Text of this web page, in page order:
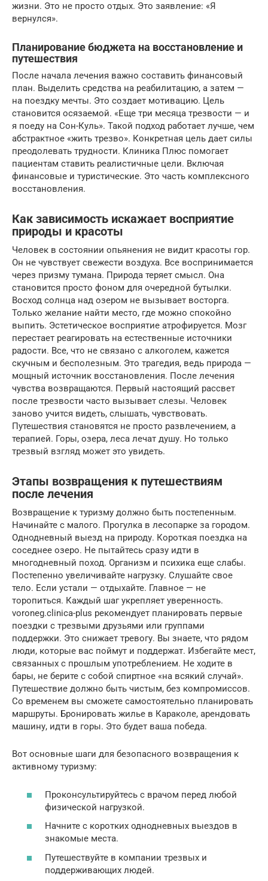
жизни. Это не просто отдых. Это заявление: «Я
вернулся».
Планирование бюджета на восстановление и
путешествия
После начала лечения важно составить финансовый
план. Выделить средства на реабилитацию, а затем —
на поездку мечты. Это создает мотивацию. Цель
становится осязаемой. «Еще три месяца трезвости — и
я поеду на Сон-Куль». Такой подход работает лучше, чем
абстрактное «жить трезво». Конкретная цель дает силы
преодолевать трудности. Клиника Плюс помогает
пациентам ставить реалистичные цели. Включая
финансовые и туристические. Это часть комплексного
восстановления.
Как зависимость искажает восприятие
природы и красоты
Человек в состоянии опьянения не видит красоты гор.
Он не чувствует свежести воздуха. Все воспринимается
через призму тумана. Природа теряет смысл. Она
становится просто фоном для очередной бутылки.
Восход солнца над озером не вызывает восторга.
Только желание найти место, где можно спокойно
выпить. Эстетическое восприятие атрофируется. Мозг
перестает реагировать на естественные источники
радости. Все, что не связано с алкоголем, кажется
скучным и бесполезным. Это трагедия, ведь природа —
мощный источник восстановления. После лечения
чувства возвращаются. Первый настоящий рассвет
после трезвости часто вызывает слезы. Человек
заново учится видеть, слышать, чувствовать.
Путешествия становятся не просто развлечением, а
терапией. Горы, озера, леса лечат душу. Но только
трезвый взгляд может это увидеть.
Этапы возвращения к путешествиям
после лечения
Возвращение к туризму должно быть постепенным.
Начинайте с малого. Прогулка в лесопарке за городом.
Однодневный выезд на природу. Короткая поездка на
соседнее озеро. Не пытайтесь сразу идти в
многодневный поход. Организм и психика еще слабы.
Постепенно увеличивайте нагрузку. Слушайте свое
тело. Если устали — отдыхайте. Главное — не
торопиться. Каждый шаг укрепляет уверенность.
voroneg.clinica-plus рекомендует планировать первые
поездки с трезвыми друзьями или группами
поддержки. Это снижает тревогу. Вы знаете, что рядом
люди, которые вас поймут и поддержат. Избегайте мест,
связанных с прошлым употреблением. Не ходите в
бары, не берите с собой спиртное «на всякий случай».
Путешествие должно быть чистым, без компромиссов.
Со временем вы сможете самостоятельно планировать
маршруты. Бронировать жилье в Караколе, арендовать
машину, идти в горы. Это будет ваша победа.
Вот основные шаги для безопасного возвращения к
активному туризму:
Проконсультируйтесь с врачом перед любой
физической нагрузкой.
Начните с коротких однодневных выездов в
знакомые места.
Путешествуйте в компании трезвых и
поддерживающих людей.